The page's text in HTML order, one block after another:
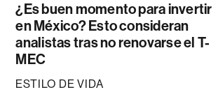
¿Es buen momento para invertir
en México? Esto consideran
analistas tras no renovarse el T-
MEC
ESTILO DE VIDA